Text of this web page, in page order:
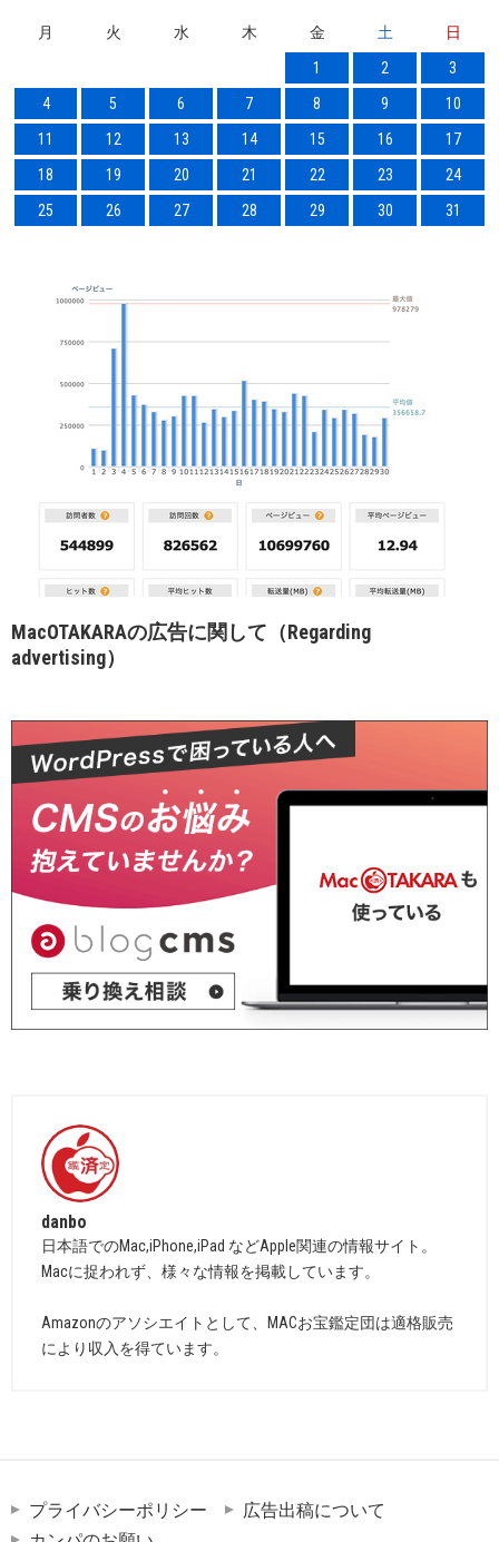
月 火 水 木 金 土
日
1
2
3
4
5 6 7 8 9
10
11
12 13 14 15 16
17
18
19 20 21 22 23
24
25
26 27 28 29 30 31
MacOTAKARAの広告に関して（Regarding
advertising）
danbo
日本語でのMac,iPhone,iPad などApple関連の情報サイト。
Macに捉われず、様々な情報を掲載しています。
Amazonのアソシエイトとして、MACお宝鑑定団は適格販売
により収入を得ています。
プライバシーポリシー
広告出稿について